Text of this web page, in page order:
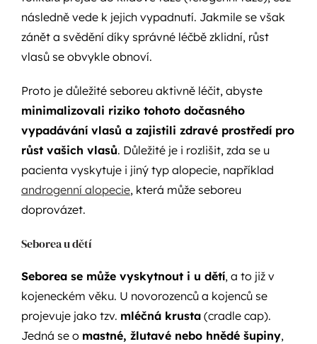
následně vede k jejich vypadnutí. Jakmile se však
zánět a svědění díky správné léčbě zklidní, růst
vlasů se obvykle obnoví.
Proto je důležité seboreu aktivně léčit, abyste
minimalizovali riziko tohoto dočasného
vypadávání vlasů a zajistili zdravé prostředí pro
růst vašich vlasů. Důležité je i rozlišit, zda se u
pacienta vyskytuje i jiný typ alopecie, například
androgenní alopecie, která může seboreu
doprovázet.
Seborea u dětí
Seborea se může vyskytnout i u dětí, a to již v
kojeneckém věku. U novorozenců a kojenců se
projevuje jako tzv. mléčná krusta(cradle cap).
Jedná se o mastné, žlutavé nebo hnědé šupiny,